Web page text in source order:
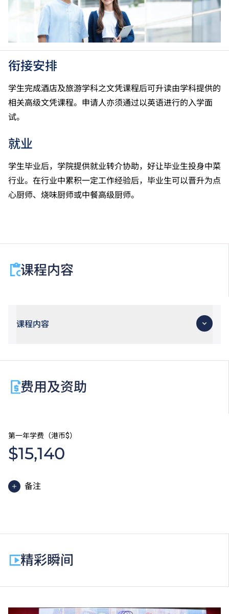
衔接安排
学生完成酒店及旅游学科之文凭课程后可升读由学科提供的
相关高级文凭课程。申请人亦须通过以英语进行的入学面
试。
就业
学生毕业后，学院提供就业转介协助，好让毕业生投身中菜
行业。在行业中累积一定工作经验后，毕业生可以晋升为点
心厨师、烧味厨师或中餐高级厨师。
课程内容
课程内容
费用及资助
第一年学费（港币$）
$15,140
备注
除学费外，学生须缴交其他费用如保证金及学生会年
购买指定制服、鞋或教科书。
学费水平会每年检讨。课程第二年学费水平会因应通胀
精彩瞬间